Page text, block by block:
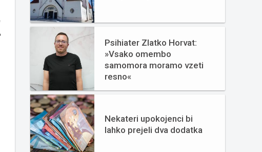
Psihiater Zlatko Horvat:
»Vsako omembo
samomora moramo vzeti
resno«
Nekateri upokojenci bi
lahko prejeli dva dodatka